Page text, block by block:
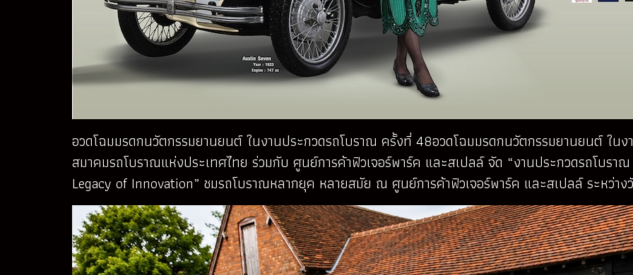
อวดโฉมมรดกนวัตกรรมยานยนต์ ในงานประกวดรถโบราณ ครั้งที่ 48อวดโฉมมรดกนวัตกรรมยานยนต์ ใน
สมาคมรถโบราณแห่งประเทศไทย ร่วมกับ ศูนย์การค้าฟิวเจอร์พาร์ค และสเปลล์ จัด “งานประกวดรถโบร
Legacy of Innovation” ชมรถโบราณหลากยุค หลายสมัย ณ ศูนย์การค้าฟิวเจอร์พาร์ค และสเปลล์ ระหว่า